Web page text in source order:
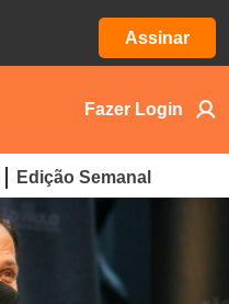
Assinar
Fazer Login
Edição Semanal